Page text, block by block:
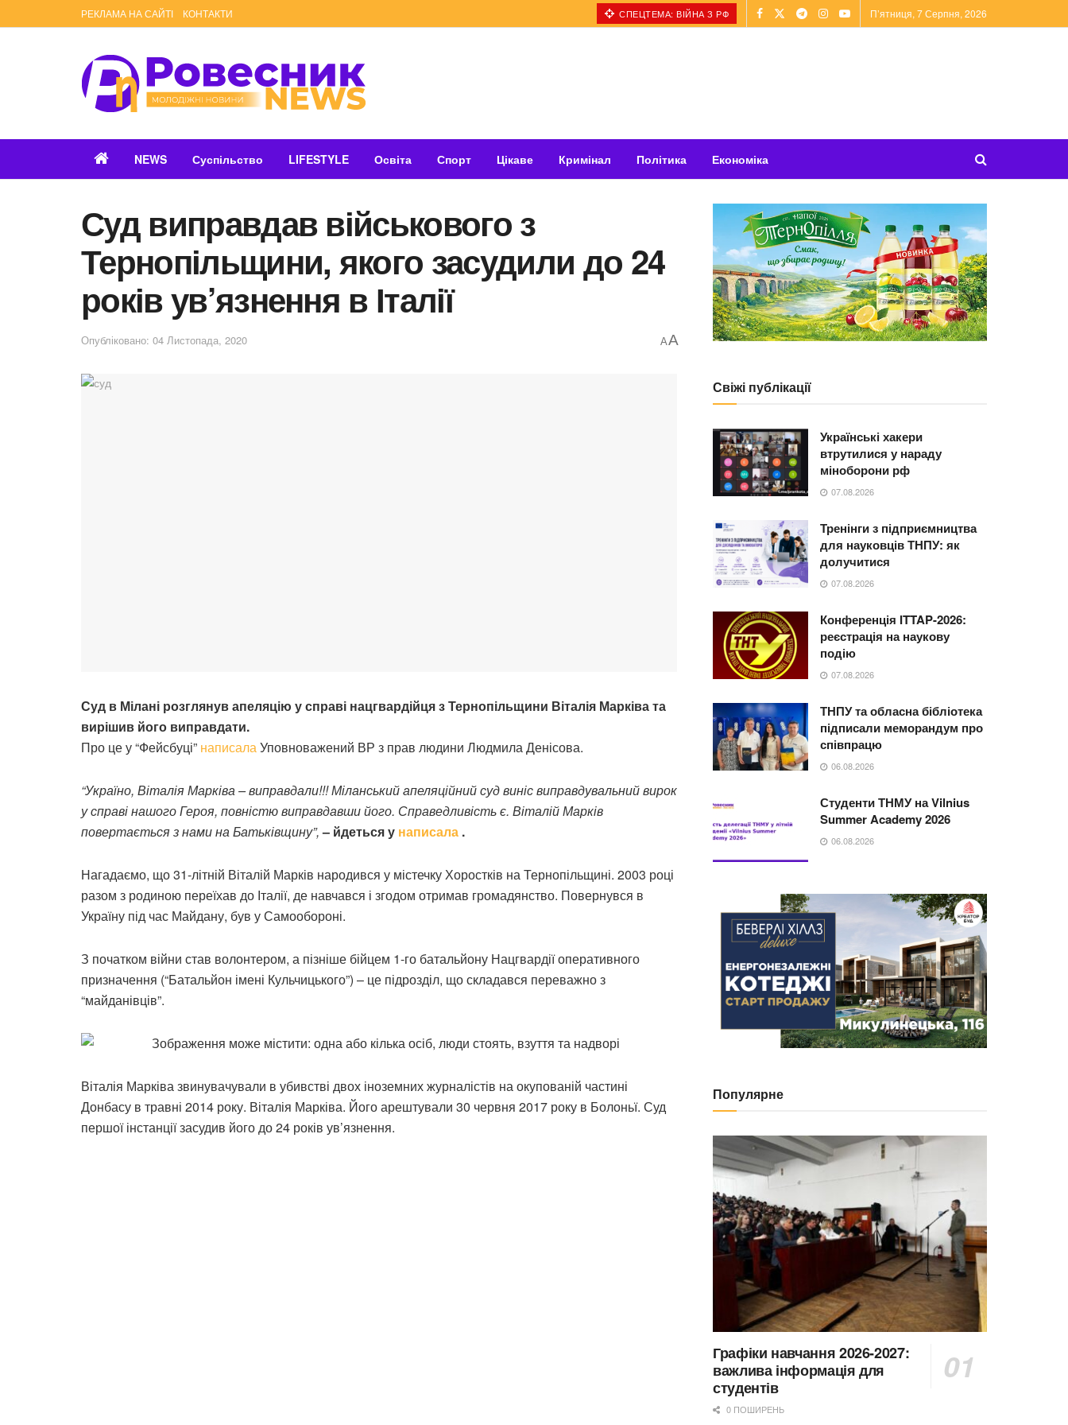
РЕКЛАМА НА САЙТІ КОНТАКТИ СПЕЦТЕМА: ВІЙНА З РФ П’ятниця, 7 Серпня, 2026
NEWS Суспільство LIFESTYLE Освіта Спорт Цікаве Кримінал Політика Економіка
Суд виправдав військового з
Тернопільщини, якого засудили до 24
років ув’язнення в Італії
Опубліковано: 04 Листопада, 2020 AA
Суд в Мілані розглянув апеляцію у справі нацгвардійця з Тернопільщини Віталія Марківа та
вирішив його виправдати.
Про це у “Фейсбуці” написалаУповноважений ВР з прав людини Людмила Денісова.
“Україно, Віталія Марківа – виправдали!!! Міланський апеляційний суд виніс виправдувальний вирок
у справі нашого Героя, повністю виправдавши його. Справедливість є. Віталій Марків
повертається з нами на Батьківщину”,– йдеться у написала .
Нагадаємо, що 31-літній Віталій Марків народився у містечку Хоростків на Тернопільщині. 2003 році
разом з родиною переїхав до Італії, де навчався і згодом отримав громадянство. Повернувся в
Україну під час Майдану, був у Самообороні.
З початком війни став волонтером, а пізніше бійцем 1-го батальйону Нацгвардії оперативного
призначення (“Батальйон імені Кульчицького”) – це підрозділ, що складався переважно з
“майданівців”.
Віталія Марківа звинувачували в убивстві двох іноземних журналістів на окупованій частині
Донбасу в травні 2014 року. Віталія Марківа. Його арештували 30 червня 2017 року в Болоньї. Суд
першої інстанції засудив його до 24 років ув’язнення.
Свіжі публікації
Українські хакери
втрутилися у нараду
міноборони рф
07.08.2026
Тренінги з підприємництва
для науковців ТНПУ: як
долучитися
07.08.2026
Конференція ITTAP-2026:
реєстрація на наукову
подію
07.08.2026
ТНПУ та обласна бібліотека
підписали меморандум про
співпрацю
06.08.2026
Студенти ТНМУ на Vilnius
Summer Academy 2026
06.08.2026
Популярне
Графіки навчання 2026-2027:
важлива інформація для
студентів
0 ПОШИРЕНЬ